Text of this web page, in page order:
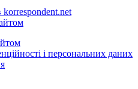
korrespondent.net
і персональних даних